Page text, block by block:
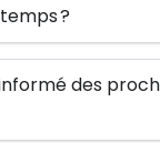
?
des